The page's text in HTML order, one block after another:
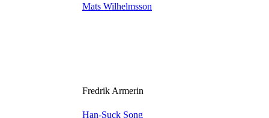
Mats Wilhelmsson
Fredrik Armerin
Han-Suck Song